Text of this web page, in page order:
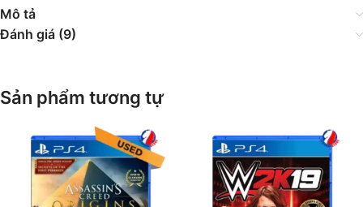
Mô tả
Đánh giá (9)
Sản phẩm tương tự